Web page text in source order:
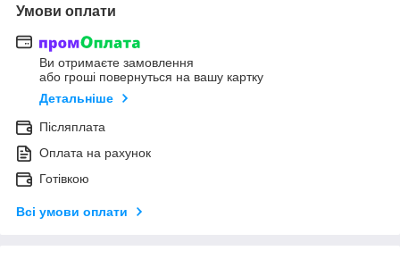
Умови оплати
Ви отримаєте замовлення
або гроші повернуться на вашу картку
Детальніше
Післяплата
Оплата на рахунок
Готівкою
Всі умови оплати